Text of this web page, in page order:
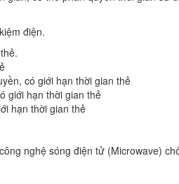
điện.
có giới hạn thời gian thẻ
giới hạn thời gian thẻ
hạn thời gian thẻ
nghệ sóng điện tử (Microwave)